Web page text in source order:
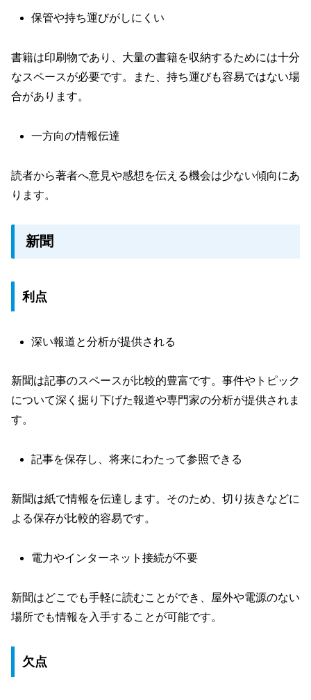
保管や持ち運びがしにくい
書籍は印刷物であり、大量の書籍を収納するためには十分
なスペースが必要です。また、持ち運びも容易ではない場
合があります。
一方向の情報伝達
読者から著者へ意見や感想を伝える機会は少ない傾向にあ
ります。
新聞
利点
深い報道と分析が提供される
新聞は記事のスペースが比較的豊富です。事件やトピック
について深く掘り下げた報道や専門家の分析が提供されま
す。
記事を保存し、将来にわたって参照できる
新聞は紙で情報を伝達します。そのため、切り抜きなどに
よる保存が比較的容易です。
電力やインターネット接続が不要
新聞はどこでも手軽に読むことができ、屋外や電源のない
場所でも情報を入手することが可能です。
欠点